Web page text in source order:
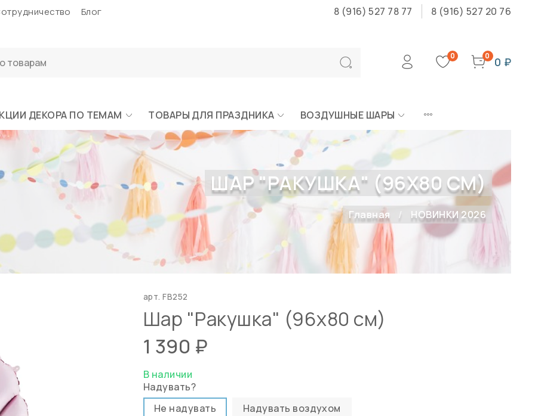
Блог 8 (916) 527 78 77 8 (916) 527 20 76
0 0 0 ₽
ДЕКОРА ПО ТЕМАМ ТОВАРЫ ДЛЯ ПРАЗДНИКА ВОЗДУШНЫЕ ШАРЫ
ШАР "РАКУШКА" (96Х80 СМ)
Главная НОВИНКИ 2026
арт.FB252
Шар "Ракушка" (96х80 см)
1 390 ₽
В наличии
Надувать?
Не надувать
Надувать воздухом